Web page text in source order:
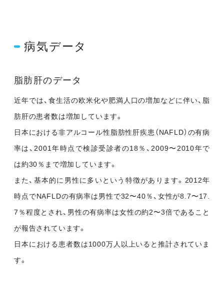
病気データ
脂肪肝のデータ
近年では、食生活の欧米化や肥満人口の増加などに伴い、脂
肪肝の患者数は増加しています。
日本における非アルコール性脂肪性肝疾患（NAFLD）の有病
率は、2001年時点で検診受診者の18％、2009〜2010年で
は約30％まで増加しています。
また、基本的に男性に多いという特徴があります。2012年
時点でNAFLDの有病率は男性で32〜40％、女性が8.7〜17.
7％程度とされ、男性の有病率は女性の約2〜3倍であること
が報告されています。
日本における患者数は1000万人以上いると推計されていま
す。